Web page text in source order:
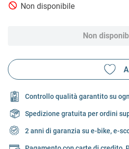
Non disponibile
Non
Controllo qualità garantito su
Spedizione gratuita per ordini
2 anni di garanzia su e-bike, e-